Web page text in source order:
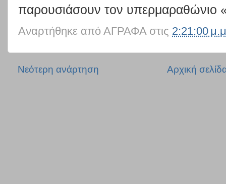
παρουσιάσουν τον υπερμαραθώνιο
Αναρτήθηκε από ΑΓΡΑΦΑ στις 2:21:00
Νεότερη ανάρτηση Αρχική